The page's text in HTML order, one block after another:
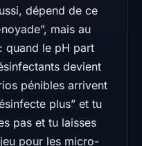
dépend de ce
mais au
quand le pH part
devient
pénibles arrivent
plus” et tu
pas et tu laisses
pour les micro-